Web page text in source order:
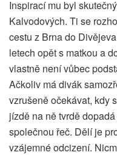
Inspirací mu byl
Kalvodových. Ti se
cestu z Brna do
letech opět s matkou a
vlastně není vůbec
Ačkoliv má divák
vzrušeně očekávat, kdy
jízdě na ně tvrdě
společnou řeč. Dělí je
vzájemné odcizení.